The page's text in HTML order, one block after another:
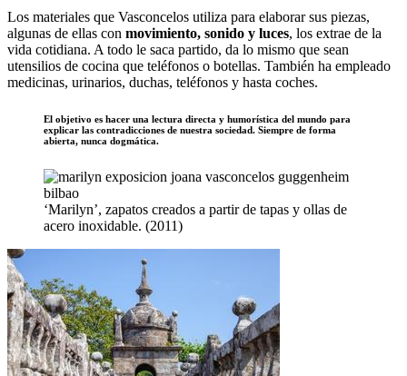
Los materiales que Vasconcelos utiliza para elaborar sus piezas,
algunas de ellas con movimiento, sonido y luces, los extrae de la
vida cotidiana. A todo le saca partido, da lo mismo que sean
utensilios de cocina que teléfonos o botellas. También ha empleado
medicinas, urinarios, duchas, teléfonos y hasta coches.
El objetivo es hacer una lectura directa y humorística del mundo para
explicar las contradicciones de nuestra sociedad. Siempre de forma
abierta, nunca dogmática.
‘Marilyn’, zapatos creados a partir de tapas y ollas de
acero inoxidable. (2011)